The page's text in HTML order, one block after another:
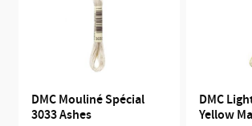
DMC Mouliné Spécial
3033 Ashes
DMC
Yellow